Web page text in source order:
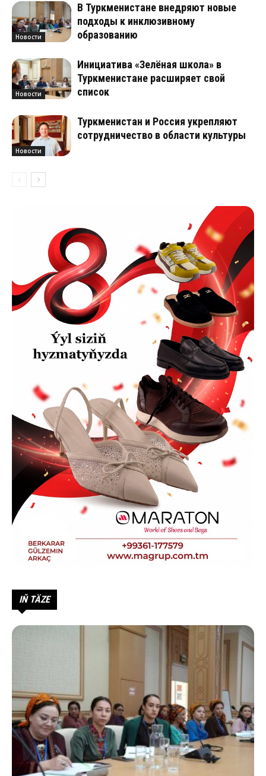
Новости
В Туркменистане внедряют новые
подходы к инклюзивному
образованию
Новости
Инициатива «Зелёная школа» в
Туркменистане расширяет свой
список
Новости
Туркменистан и Россия укрепляют
сотрудничество в области культуры
IŇ TÄZE